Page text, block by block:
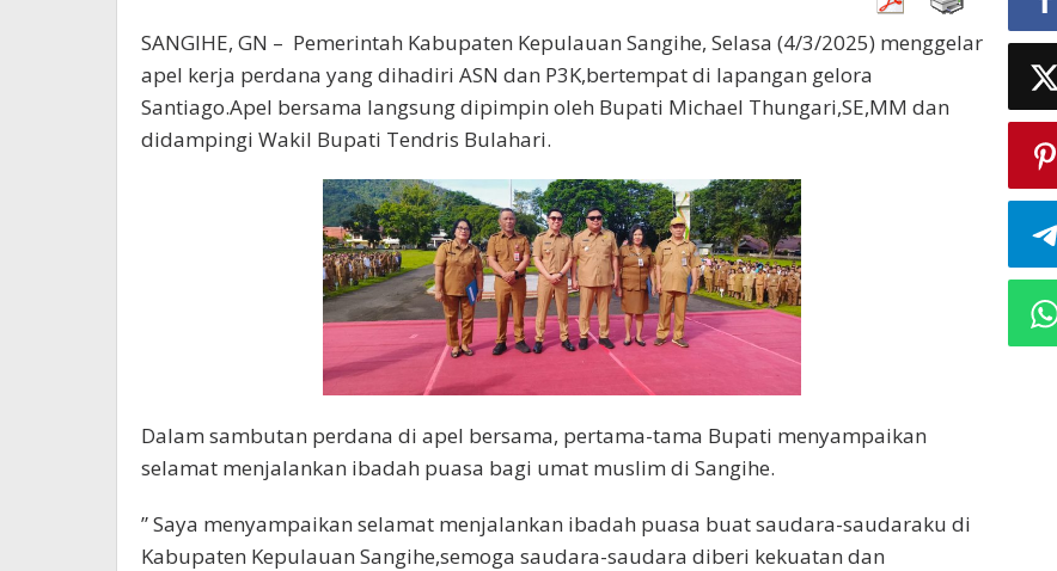
SANGIHE, GN – Pemerintah Kabupaten Kepulauan Sangihe, Selasa (4/3/2025) menggelar
apel kerja perdana yang dihadiri ASN dan P3K,bertempat di lapangan gelora
Santiago.Apel bersama langsung dipimpin oleh Bupati Michael Thungari,SE,MM dan
didampingi Wakil Bupati Tendris Bulahari.
Dalam sambutan perdana di apel bersama, pertama-tama Bupati menyampaikan
selamat menjalankan ibadah puasa bagi umat muslim di Sangihe.
” Saya menyampaikan selamat menjalankan ibadah puasa buat saudara-saudaraku di
Kabupaten Kepulauan Sangihe,semoga saudara-saudara diberi kekuatan dan